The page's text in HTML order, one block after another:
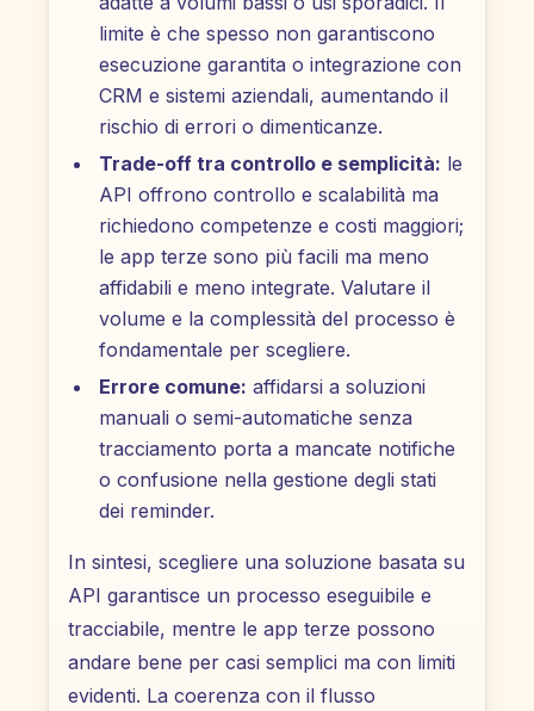
limite è che spesso non garantiscono
esecuzione garantita o integrazione con
CRM e sistemi aziendali, aumentando il
rischio di errori o dimenticanze.
Trade-off tra controllo e semplicità: le
API offrono controllo e scalabilità ma
richiedono competenze e costi maggiori;
le app terze sono più facili ma meno
affidabili e meno integrate. Valutare il
volume e la complessità del processo è
fondamentale per scegliere.
Errore comune: affidarsi a soluzioni
manuali o semi-automatiche senza
tracciamento porta a mancate notifiche
o confusione nella gestione degli stati
dei reminder.
In sintesi, scegliere una soluzione basata su
API garantisce un processo eseguibile e
tracciabile, mentre le app terze possono
andare bene per casi semplici ma con limiti
evidenti. La coerenza con il flusso